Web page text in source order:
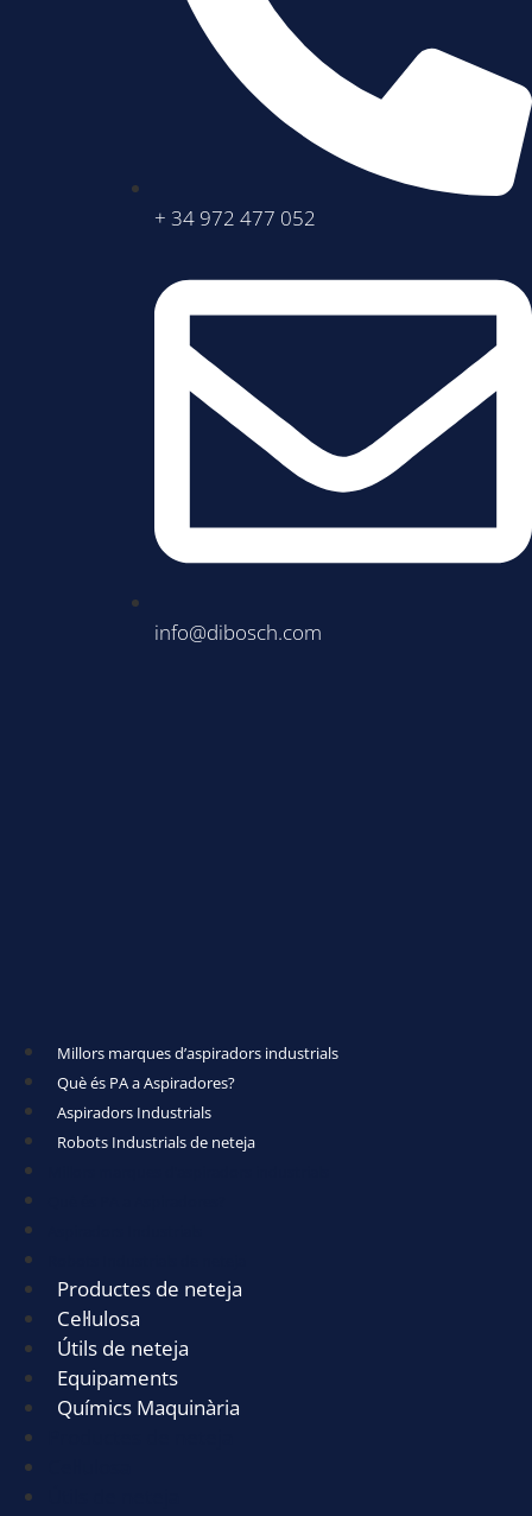
+ 34 972 477 052
info@dibosch.com
Millors marques d’aspiradors industrials
Què és PA a Aspiradores?
Aspiradors Industrials
Robots Industrials de neteja
Productes de neteja
Cel·lulosa
Útils de neteja
Equipaments
Químics Maquinària